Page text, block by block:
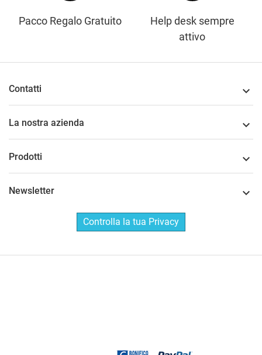
Pacco Regalo Gratuito
Help desk sempre
attivo
Contatti 
La nostra azienda 
Prodotti 
Newsletter 
Controlla la tua Privacy